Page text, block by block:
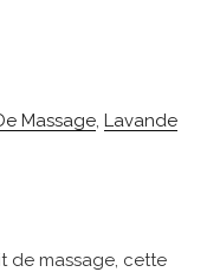
Massage, Lavande
de massage, cette